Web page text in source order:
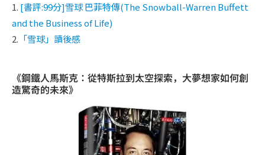
1. [書評:99分]雪球 巴菲特傳(The Snowball-Warren Buffett
and the Business of Life)
2. 「雪球」讀後感
《鋼鐵人馬斯克：從特斯拉到太空探索，大夢想家如何創
造驚奇的未來》